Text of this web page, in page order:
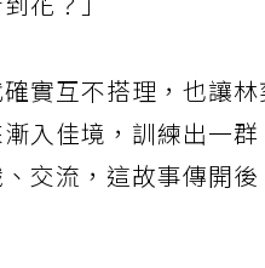
花？」
實互不搭理，也讓
入佳境，訓練出一
交流，這故事傳開